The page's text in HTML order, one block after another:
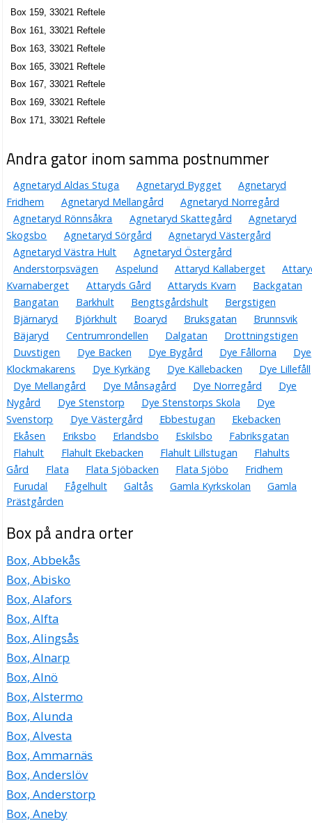
Reftele Gjuteri AB
Lars-Gunnar Sandberg
0371-20267
Reftele Plåtslageri AB
Kjell Börje Rickard Petersson
Box 61, 33021 Reftele
Lars-Erik Thomas Petersson
0371-21287
Box 63, 33021 Reftele
Reftele Lantmannaförening ek för
Göran Erik Johansson
0371-20204
Box 71, 33021 Reftele
HB Catonis Färg
0371-20037
Box 73, 33021 Reftele
Star-Club Records KB
0371-20602
Box 74, 33021 Reftele
Turnab AB
Janne Anders Lönnberg
0371-21060
Box 79, 33021 Reftele
AB Fingal Johnsson o. Söner (Johnssons Elektriska)
Nils Göte Tommy Jonsson
0371-20049
Box 8, 33021 Reftele
Nils Göte Tommy Jonsson
Box 8, 33021 Reftele
Björkmans Ur & Guld AB
Nils Bertil Sigurd Björkman
0371-20080
Box 159, 33021 Reftele
Box 161, 33021 Reftele
Box 163, 33021 Reftele
Box 165, 33021 Reftele
Box 167, 33021 Reftele
Box 169, 33021 Reftele
Box 171, 33021 Reftele
Andra gator inom samma postnummer
Agnetaryd Aldas Stuga Agnetaryd Bygget
Agnetaryd
Fridhem
Agnetaryd Mellangård
Agnetaryd Norregård
Agnetaryd Rönnsåkra
Agnetaryd Skattegård
Agnetaryd
Skogsbo
Agnetaryd Sörgård
Agnetaryd Västergård
Agnetaryd Västra Hult
Agnetaryd Östergård
Anderstorpsvägen
Aspelund Attaryd Kallaberget
Kvarnaberget
Attaryds Gård Attaryds Kvarn
Backgatan
Bangatan
Barkhult Bengtsgårdshult
Bergstigen
Bjärnaryd
Björkhult Boaryd Bruksgatan
Brunnsvik
Bäjaryd
Centrumrondellen Dalgatan
Drottningstigen
Duvstigen
Dye Backen Dye Bygård Dye Fållorna
Dye
Klockmakarens
Dye Kyrkäng Dye Källebacken
Dye Lillefåll
Dye Mellangård
Dye Månsagård Dye Norregård
Dye
Nygård
Dye Stenstorp Dye Stenstorps Skola
Dye
Svenstorp
Dye Västergård Ebbestugan
Ekebacken
Ekåsen
Eriksbo Erlandsbo Eskilsbo
Fabriksgatan
Flahult
Flahult Ekebacken Flahult Lillstugan
Flahults
Gård
Flata Flata Sjöbacken Flata Sjöbo
Fridhem
Furudal
Fågelhult Galtås Gamla Kyrkskolan
Gamla
Prästgården
Box på andra orter
Box, Abbekås
Box, Abisko
Box, Alafors
Box, Alfta
Box, Alingsås
Box, Alnarp
Box, Alnö
Box, Alstermo
Box, Alunda
Box, Alvesta
Box, Ammarnäs
Box, Anderslöv
Box, Anderstorp
Box, Aneby